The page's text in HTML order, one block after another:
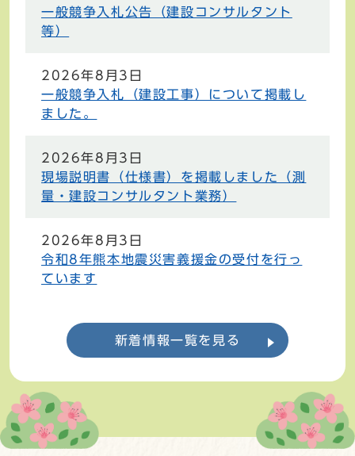
一般競争入札公告（建設コンサルタント
等）
2026年8月3日
一般競争入札（建設工事）について掲載し
ました。
2026年8月3日
現場説明書（仕様書）を掲載しました（測
量・建設コンサルタント業務）
2026年8月3日
令和8年熊本地震災害義援金の受付を行っ
ています
新着情報一覧を見る